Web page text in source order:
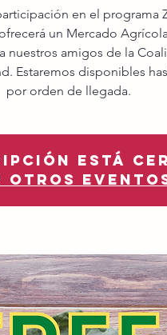
en el programa
un Mercado
nuestros amigos de la
Estaremos disponibles
por orden de llegada.
está
otros